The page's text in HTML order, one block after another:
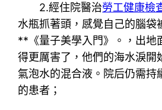
2.經住院醫治勞工健康檢
水瓶抓著頭，感覺自己的腦袋
**《量子美學入門》。，出地
得更厲害了，他們的海水淚開
氣泡水的混合液。院后仍需持
的患者；